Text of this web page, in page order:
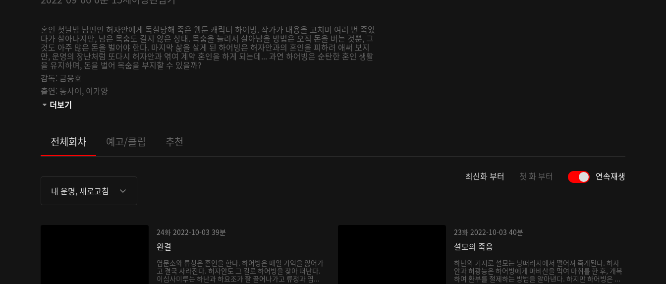
혼인 첫날밤 남편인 허자안에게 독살당해 죽은 웹툰 캐릭터 하어빙. 작가가 내용을 고치며 여러 번 죽었
다가 살아나지만, 남은 목숨도 길지 않은 상태. 목숨을 늘려서 살아남을 방법은 오직 돈을 버는 것뿐, 그
것도 아주 많은 돈을 벌어야 한다. 마지막 삶을 살게 된 하어빙은 허자안과의 혼인을 피하려 애써 보지
만, 운명의 장난처럼 또다시 허자안과 엮여 계약 혼인을 하게 되는데... 과연 하어빙은 순탄한 혼인 생활
을 유지하며, 돈을 벌어 목숨을 부지할 수 있을까?
감독: 금웅호
출연: 동사이, 이가양
관람등급:
더보기
전체회차 예고/클립 추천
내 운명, 새로고침
최신화 부터 첫 화 부터 연속재생
24화 2022-10-03 39분
완결
엽문소와 류청은 혼인을 한다. 하어빙은 매일 기억을 잃어가
고 결국 사라진다. 허자안도 그 길로 하어빙을 찾아 떠난다.
이십사미루는 하난과 하요조가 잘 끌어나가고 류청과 엽...
23화 2022-10-03 40분
설모의 죽음
하난의 기지로 설모는 낭떠러지에서 떨어져 죽게된다. 허자
안과 허광능은 하어빙에게 마비산을 먹여 마취를 한 후, 개복
하여 환부를 절제하는 방법을 알아낸다. 하지만 하어빙은 ...